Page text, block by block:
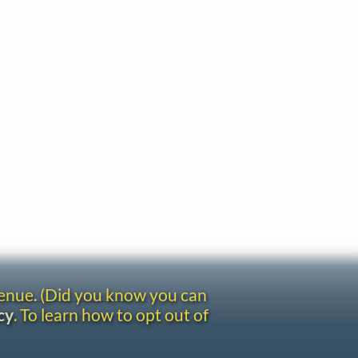
(Did you know you can
. To learn how to opt out of